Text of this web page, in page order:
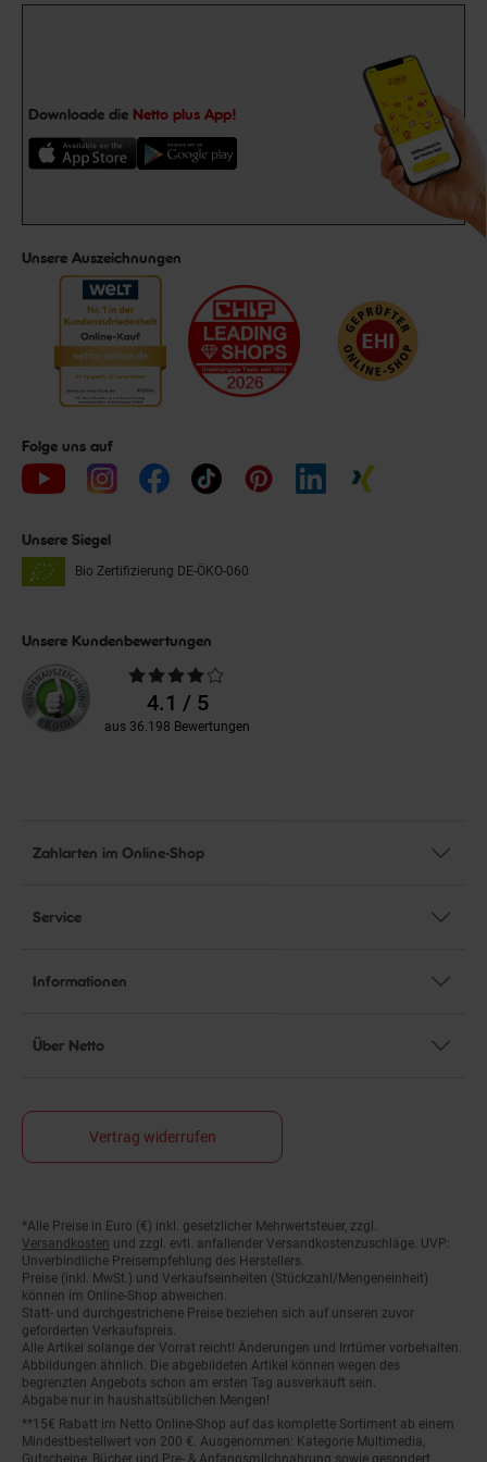
Downloade die Netto plus App!
Unsere Auszeichnungen
Folge uns auf
Unsere Siegel
Bio Zertifizierung DE-ÖKO-060
Unsere Kundenbewertungen
Durchschnittliche
Bewertungen4.1 / 5
aus 36.198 Bewertungen
Zahlarten im Online-Shop
Service
Informationen
Über Netto
Vertrag widerrufen
Fußnoten
*Alle Preise in Euro (€) inkl. gesetzlicher Mehrwertsteuer, zzgl.
Versandkosten und zzgl. evtl. anfallender Versandkostenzuschläge. UVP:
Unverbindliche Preisempfehlung des Herstellers.
Preise (inkl. MwSt.) und Verkaufseinheiten (Stückzahl/Mengeneinheit)
können im Online-Shop abweichen.
Statt- und durchgestrichene Preise beziehen sich auf unseren zuvor
geforderten Verkaufspreis.
Alle Artikel solange der Vorrat reicht! Änderungen und Irrtümer vorbehalten.
Abbildungen ähnlich. Die abgebildeten Artikel können wegen des
begrenzten Angebots schon am ersten Tag ausverkauft sein.
Abgabe nur in haushaltsüblichen Mengen!
**15€ Rabatt im Netto Online-Shop auf das komplette Sortiment ab einem
Mindestbestellwert von 200 €. Ausgenommen: Kategorie Multimedia,
Gutscheine, Bücher und Pre- & Anfangsmilchnahrung sowie gesondert